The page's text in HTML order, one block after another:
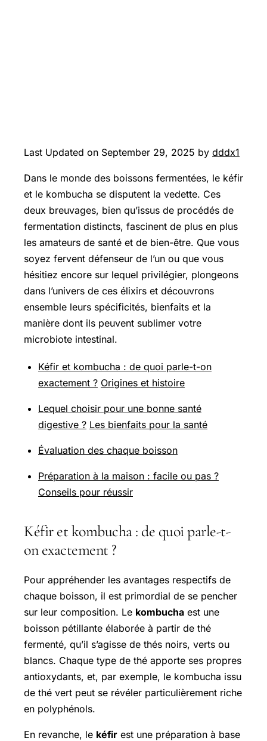
Last Updated on September 29, 2025 by dddx1
Dans le monde des boissons fermentées, le kéfir
et le kombucha se disputent la vedette. Ces
deux breuvages, bien qu’issus de procédés de
fermentation distincts, fascinent de plus en plus
les amateurs de santé et de bien-être. Que vous
soyez fervent défenseur de l’un ou que vous
hésitiez encore sur lequel privilégier, plongeons
dans l’univers de ces élixirs et découvrons
ensemble leurs spécificités, bienfaits et la
manière dont ils peuvent sublimer votre
microbiote intestinal.
Kéfir et kombucha : de quoi parle-t-on
exactement ? Origines et histoire
Lequel choisir pour une bonne santé
digestive ? Les bienfaits pour la santé
Évaluation des chaque boisson
Préparation à la maison : facile ou pas ?
Conseils pour réussir
Kéfir et kombucha : de quoi parle-t-
on exactement ?
Pour appréhender les avantages respectifs de
chaque boisson, il est primordial de se pencher
sur leur composition. Le kombucha est une
boisson pétillante élaborée à partir de thé
fermenté, qu’il s’agisse de thés noirs, verts ou
blancs. Chaque type de thé apporte ses propres
antioxydants, et, par exemple, le kombucha issu
de thé vert peut se révéler particulièrement riche
en polyphénols.
En revanche, le kéfir est une préparation à base